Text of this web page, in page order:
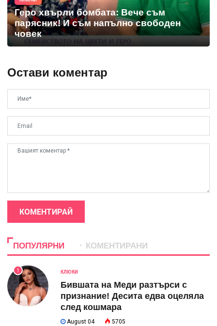
Геро хвърли бомбата: Вече съм
парясник! И съм напълно свободен
човек
Остави коментар
КОМЕНТИРАЙ
ПОПУЛЯРНИ КОМЕНТИРАНИ
1 КЛЮКИ
Бившата на Меди разтърси с
признание! Десита едва оцеляла
след кошмара
August 04 5705